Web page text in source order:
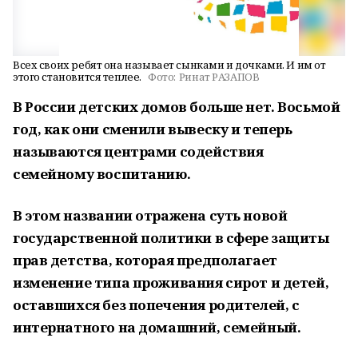
Всех своих ребят она называет сынками и дочками. И им от
этого становится теплее. Фото: Ринат РАЗАПОВ
В России детских домов больше нет. Восьмой
год, как они сменили вывеску и теперь
называются центрами содействия
семейному воспитанию.
В этом названии отражена суть новой
государственной политики в сфере защиты
прав детства, которая предполагает
изменение типа проживания сирот и детей,
оставшихся без попечения родителей, с
интернатного на домашний, семейный.